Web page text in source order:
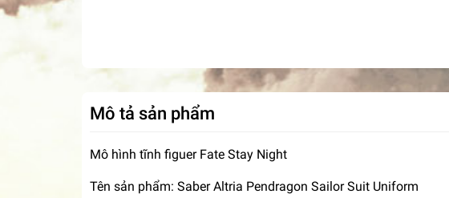
Mô tả sản phẩm
Mô hình tĩnh figuer Fate Stay Night
Tên sản phẩm: Saber Altria Pendragon Sailor Suit Uniform